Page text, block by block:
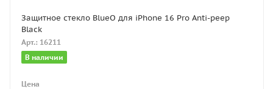
Защитное стекло BlueO для iPhone 16 Pro Anti-peep
Black
Арт.: 16211
В наличии
Цена